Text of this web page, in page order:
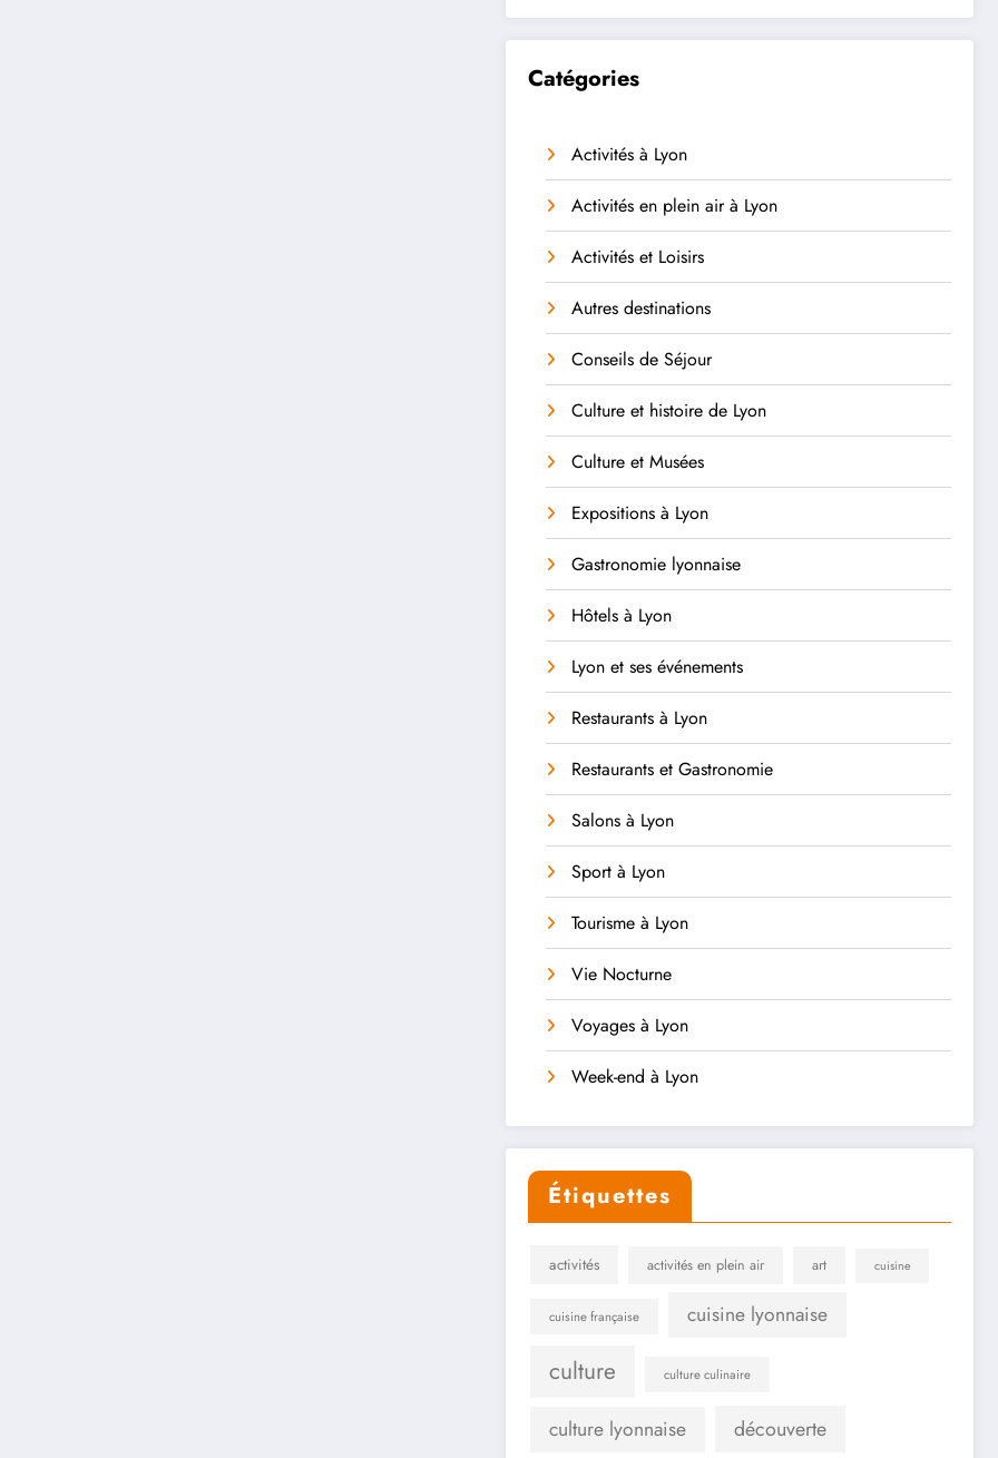
Catégories
Activités à Lyon
Activités en plein air à Lyon
Activités et Loisirs
Autres destinations
Conseils de Séjour
Culture et histoire de Lyon
Culture et Musées
Expositions à Lyon
Gastronomie lyonnaise
Hôtels à Lyon
Lyon et ses événements
Restaurants à Lyon
Restaurants et Gastronomie
Salons à Lyon
Sport à Lyon
Tourisme à Lyon
Vie Nocturne
Voyages à Lyon
Week-end à Lyon
Étiquettes
activités activités en plein air art cuisine
cuisine française cuisine lyonnaise
culture culture culinaire
culture lyonnaise découverte